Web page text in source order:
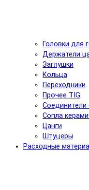
Головки для
Держатели
Заглушки
Кольца
Переходники
Прочее TIG
Сопла
Цанги
Штуцеры
Расходные